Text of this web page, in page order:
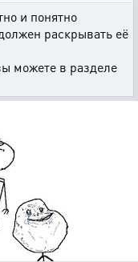
и понятно
раскрывать её
можете в разделе